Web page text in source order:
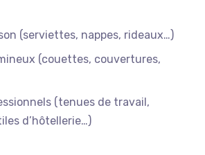
(serviettes, nappes, rideaux…)
(couettes, couvertures,
(tenues de travail,
d’hôtellerie…)